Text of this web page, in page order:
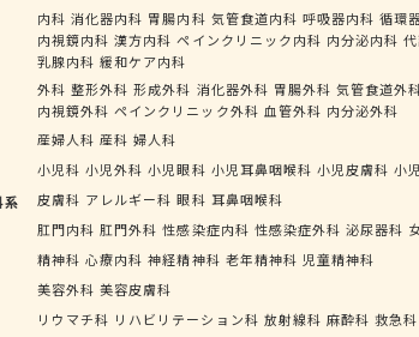
内科 消化器内科 胃腸内科 気管食道内科 呼吸器内科 循環
内視鏡内科 漢方内科 ペインクリニック内科 内分泌内科
乳腺内科 緩和ケア内科
外科 整形外科 形成外科 消化器外科 胃腸外科 気管食道外
内視鏡外科 ペインクリニック外科 血管外科 内分泌外科
産婦人科 産科 婦人科
小児科 小児外科 小児眼科 小児耳鼻咽喉科 小児皮膚科 小
系
皮膚科 アレルギー科 眼科 耳鼻咽喉科
肛門内科 肛門外科 性感染症内科 性感染症外科 泌尿器科
精神科 心療内科 神経精神科 老年精神科 児童精神科
美容外科 美容皮膚科
リウマチ科 リハビリテーション科 放射線科 麻酔科 救急科